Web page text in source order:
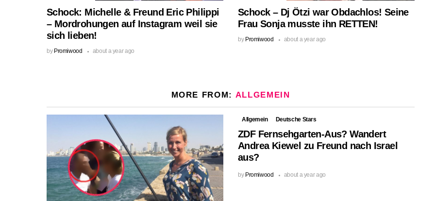
Schock: Michelle & Freund Eric Philippi
– Mordrohungen auf Instagram weil sie
sich lieben!
by Promiwood about a year ago
Schock – Dj Ötzi war Obdachlos! Seine
Frau Sonja musste ihn RETTEN!
by Promiwood about a year ago
MORE FROM: ALLGEMEIN
Allgemein Deutsche Stars
ZDF Fernsehgarten-Aus? Wandert
Andrea Kiewel zu Freund nach Israel
aus?
by Promiwood about a year ago